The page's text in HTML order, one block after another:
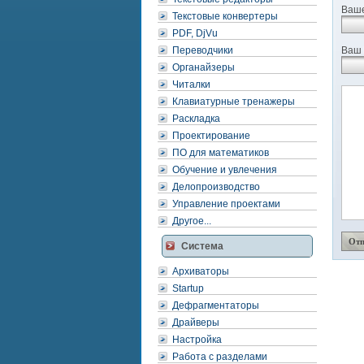
Текстовые конвертеры
PDF, DjVu
Переводчики
Органайзеры
Читалки
Клавиатурные тренажеры
Раскладка
Проектирование
ПО для математиков
Обучение и увлечения
Делопроизводство
Управление проектами
Другое...
Система
Архиваторы
Startup
Дефрагментаторы
Драйверы
Настройка
Работа с разделами
не
Ваш